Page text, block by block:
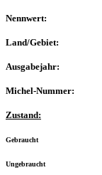
Land/Gebiet:
Ausgabejahr:
Michel-
Zustand:
Gebraucht
Ungebraucht